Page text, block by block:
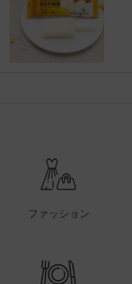
ファッション